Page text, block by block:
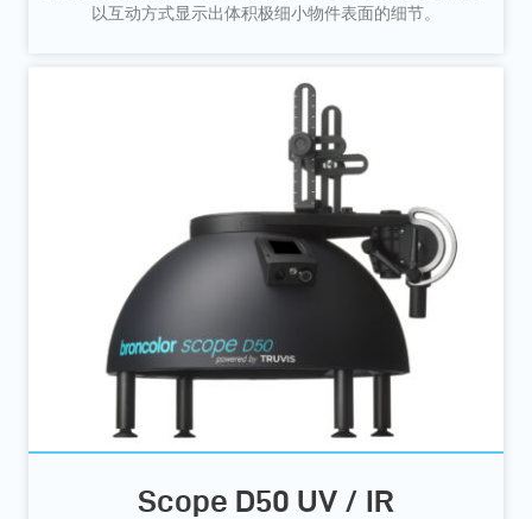
以互动方式显示出体积极细小物件表面的细节。
Scope D50 UV / IR